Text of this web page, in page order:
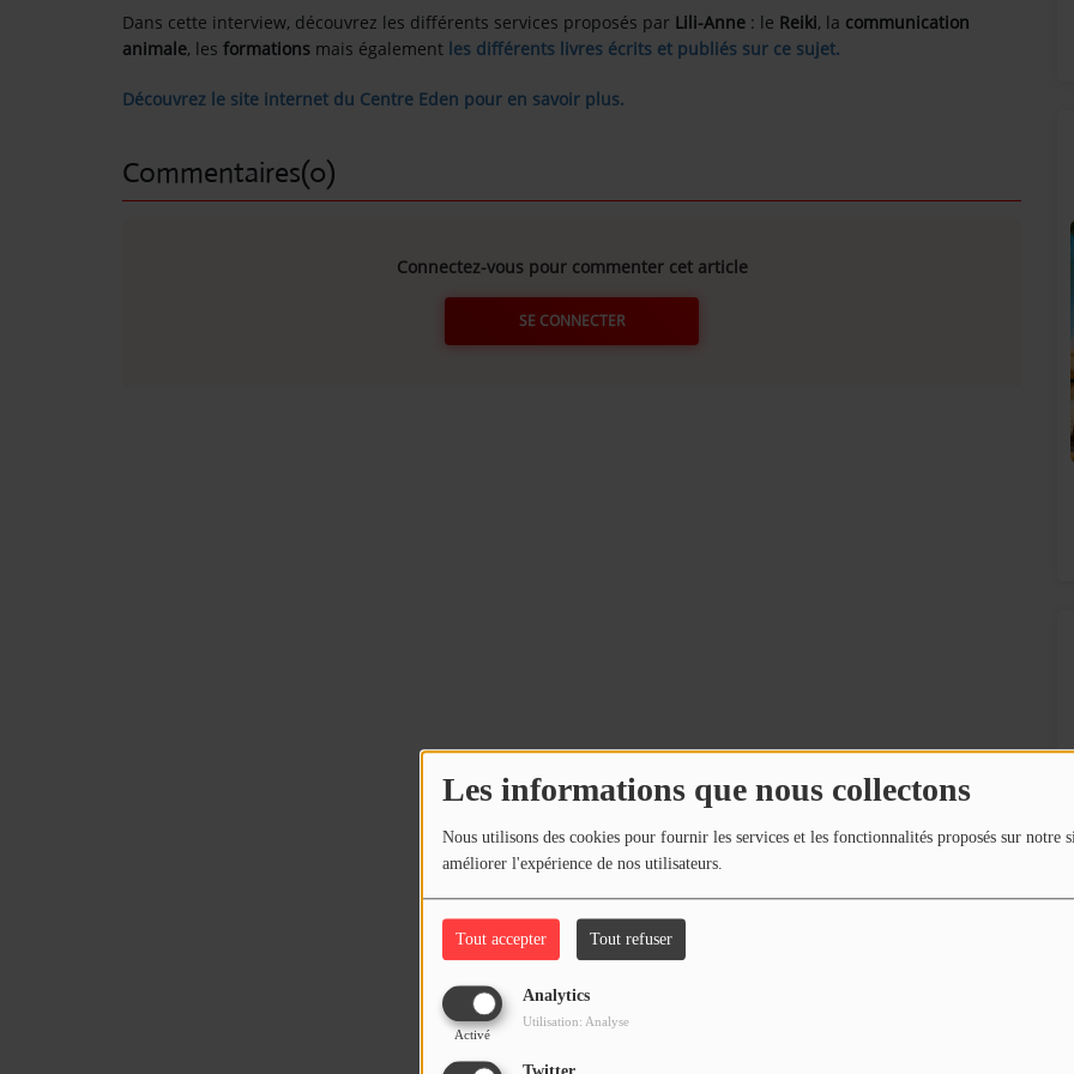
Les informations que nous collectons
Nous utilisons des cookies pour fournir les services et les fonctionnalités proposés sur notre
améliorer l'expérience de nos utilisateurs.
Tout accepter Tout refuser
Analytics
Activé
Utilisation: Analyse
OÙ SOMMES-NOUS ?
MENTIONS LÉGALES
Dans cette interview, découvrez les différents services proposés par Lili-Anne : le Reiki, la communication
animale, les formations mais également les différents livres écrits et publiés sur ce sujet.
Découvrez le site internet du Centre Eden pour en savoir plus.
Commentaires(0)
Connectez-vous pour commenter cet article
SE CONNECTER